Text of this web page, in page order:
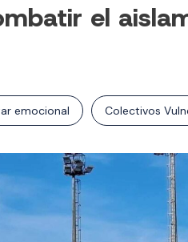
el
emocional Colectivos